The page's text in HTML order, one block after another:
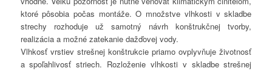
ktoré pôsobia počas montáže. O množstve vlhkosti v skladbe
strechy rozhoduje už samotný návrh konštrukčnej tvorby,
realizácia a možné zatekanie dažďovej vody.
Vlhkosť vrstiev strešnej konštrukcie priamo ovplyvňuje životnosť
a spoľahlivosť striech. Rozloženie vlhkosti v skladbe strešnej